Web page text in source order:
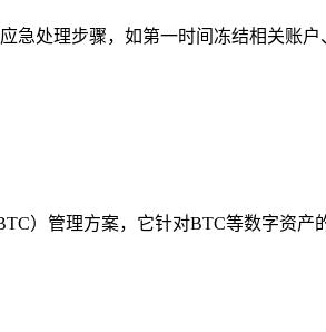
急处理步骤，如第一时间冻结相关账
）管理方案，它针对BTC等数字资产